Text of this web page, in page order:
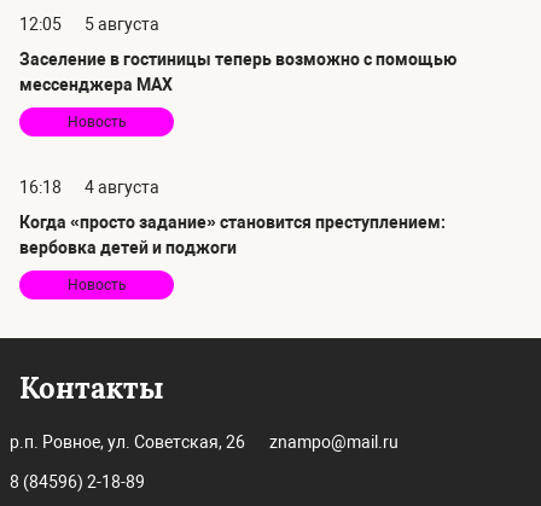
12:05
5 августа
Заселение в гостиницы теперь возможно с помощью
мессенджера MAX
Новость
16:18
4 августа
Когда «просто задание» становится преступлением:
вербовка детей и поджоги
Новость
Контакты
р.п. Ровное, ул. Советская, 26 znampo@mail.ru
8 (84596) 2-18-89